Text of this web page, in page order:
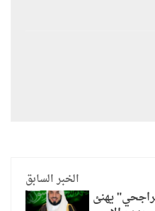
الخبر السابق
يهنئ